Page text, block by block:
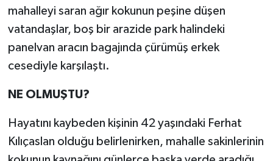
mahalleyi saran ağır kokunun peşine düşen
vatandaşlar, boş bir arazide park halindeki
panelvan aracın bagajında çürümüş erkek
cesediyle karşılaştı.
NE OLMUŞTU?
Hayatını kaybeden kişinin 42 yaşındaki Ferhat
Kılıçaslan olduğu belirlenirken, mahalle sakinlerinin